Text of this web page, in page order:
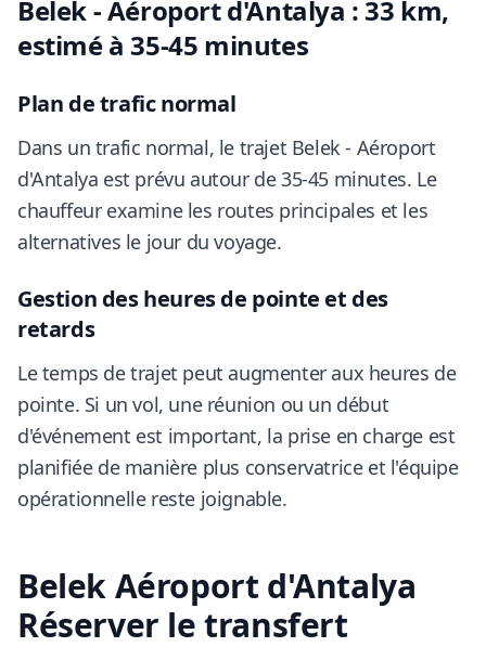
Belek - Aéroport d'Antalya : 33 km,
estimé à 35-45 minutes
Plan de trafic normal
Dans un trafic normal, le trajet Belek - Aéroport
d'Antalya est prévu autour de 35-45 minutes. Le
chauffeur examine les routes principales et les
alternatives le jour du voyage.
Gestion des heures de pointe et des
retards
Le temps de trajet peut augmenter aux heures de
pointe. Si un vol, une réunion ou un début
d'événement est important, la prise en charge est
planifiée de manière plus conservatrice et l'équipe
opérationnelle reste joignable.
Belek Aéroport d'Antalya
Réserver le transfert